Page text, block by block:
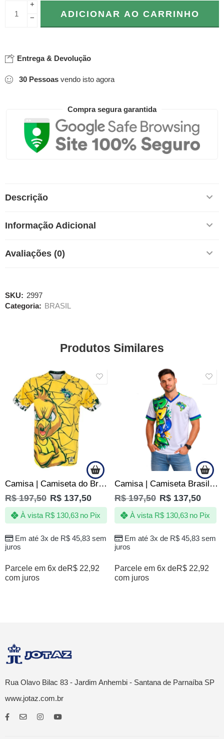
+
−
ADICIONAR AO CARRINHO
Entrega & Devolução
30 Pessoas vendo isto agora
Compra segura garantida
Descrição
Informação Adicional
Avaliações (0)
SKU: 2997
Categoria: BRASIL
Produtos Similares
Camisa | Camiseta do Brasil – Jotaz – Canário Furioso – Masculino
R$197,50 R$ 137,50
Em até 3x de R$45,83sem
juros
À vista R$130,63 no Pix
Parcele em 6x deR$ 22,92
com juros
Camisa | Camiseta Brasil Seleção de Quebrada Brasileira Branca
R$197,50 R$ 137,50
Em até 3x de R$45,83sem
juros
À vista R$130,63 no Pix
Parcele em 6x deR$ 22,92
com juros
Rua Olavo Bilac 83 - Jardim Anhembi - Santana de Parnaíba SP
www.jotaz.com.br